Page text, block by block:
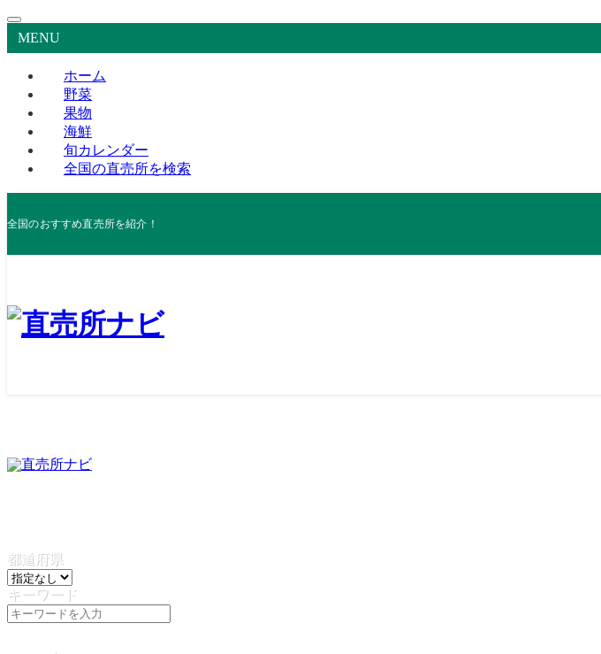
MENU
ホーム
野菜
果物
海鮮
旬カレンダー
全国の直売所を検索
全国のおすすめ直売所を紹介！
都道府県
キーワード